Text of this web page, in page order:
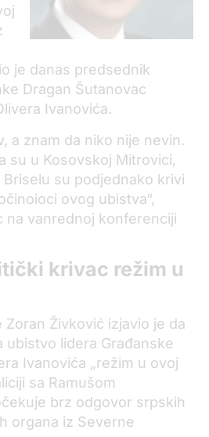
je danas predsednik
Dragan Šutanovac
Ivanovića.
a znam da niko nije nevin.
su u Kosovskoj Mitrovici,
su podjednako krivi
ovog ubistva“,
na vanrednoj konferenciji
krivac režim u
Živković izjavio je da
ubistvo lidera Građanske
Ivanovića „režim u ovoj
sa Ramušom
brz odgovor srpskih
organa iz Severne